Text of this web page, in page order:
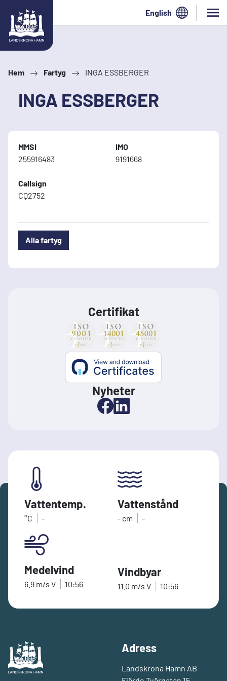
English
Hem Fartyg INGA ESSBERGER
INGA ESSBERGER
MMSI
255916483
IMO
9191668
Callsign
CQ2752
Alla fartyg
Certifikat
Nyheter
Vattentemp.
°C -
Vattenstånd
- cm -
Medelvind
6.9 m/s V 10:56
Vindbyar
11.0 m/s V 10:56
Adress
Landskrona Hamn AB